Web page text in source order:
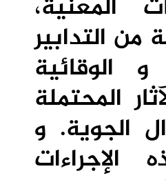
المعنية،
التدابير
و الوقائية
المحتملة
الجوية. و